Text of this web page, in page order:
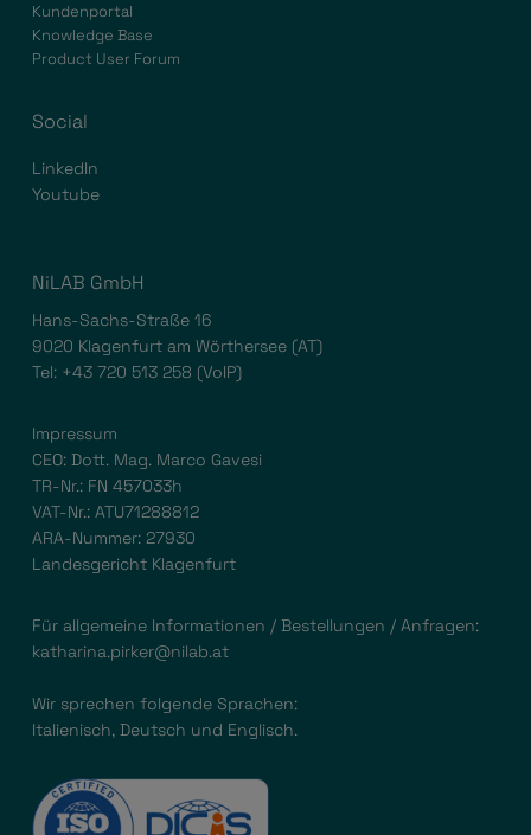
Kundenportal
Knowledge Base
Product User Forum
Social
LinkedIn
Youtube
NiLAB GmbH
Hans-Sachs-Straße 16
9020 Klagenfurt am Wörthersee (AT)
Tel: +43 720 513 258 (VoIP)
Impressum
CEO: Dott. Mag. Marco Gavesi
TR-Nr.: FN 457033h
VAT-Nr.: ATU71288812
ARA-Nummer: 27930
Landesgericht Klagenfurt
Für allgemeine Informationen / Bestellungen / Anfragen:
katharina.pirker@nilab.at
Wir sprechen folgende Sprachen:
Italienisch, Deutsch und Englisch.